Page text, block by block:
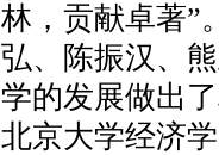
林，贡献卓著”
弘、陈振汉、
学的发展做出
北京大学经济